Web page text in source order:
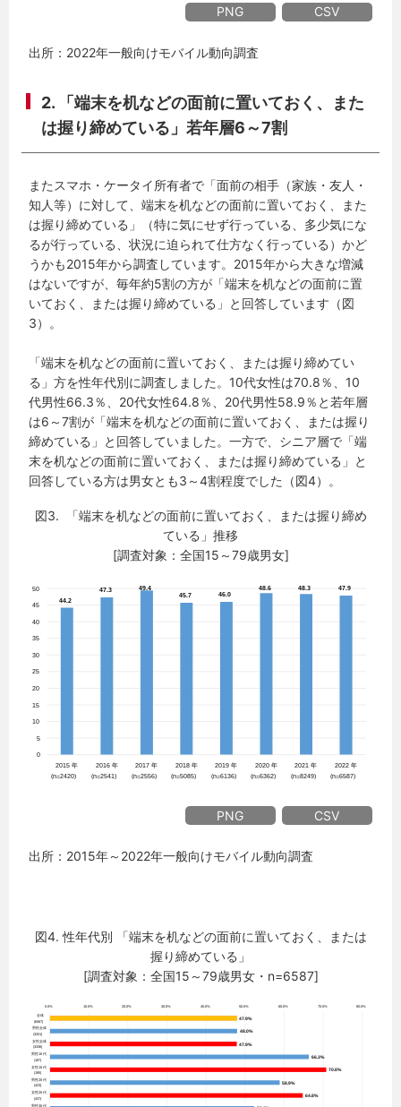
PNG CSV
出所：2022年一般向けモバイル動向調査
2. 「端末を机などの面前に置いておく、また
は握り締めている」若年層6～7割
またスマホ・ケータイ所有者で「面前の相手（家族・友人・
知人等）に対して、端末を机などの面前に置いておく、また
は握り締めている」（特に気にせず行っている、多少気にな
るが行っている、状況に迫られて仕方なく行っている）かど
うかも2015年から調査しています。2015年から大きな増減
はないですが、毎年約5割の方が「端末を机などの面前に置
いておく、または握り締めている」と回答しています（図
3）。
「端末を机などの面前に置いておく、または握り締めてい
る」方を性年代別に調査しました。10代女性は70.8％、10
代男性66.3％、20代女性64.8％、20代男性58.9％と若年層
は6～7割が「端末を机などの面前に置いておく、または握り
締めている」と回答していました。一方で、シニア層で「端
末を机などの面前に置いておく、または握り締めている」と
回答している方は男女とも3～4割程度でした（図4）。
図3. 「端末を机などの面前に置いておく、または握り締め
ている」推移
[調査対象：全国15～79歳男女]
PNG CSV
出所：2015年～2022年一般向けモバイル動向調査
図4. 性年代別 「端末を机などの面前に置いておく、または
握り締めている」
[調査対象：全国15～79歳男女・n=6587]